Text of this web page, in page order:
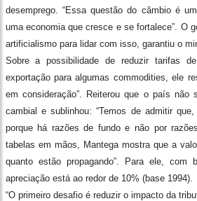
desemprego. “Essa questão do câmbio é
uma economia que cresce e se fortalece”. O
artificialismo para lidar com isso, garantiu o
Sobre a possibilidade de reduzir tarifas
exportação para algumas commodities, ele
em consideração”. Reiterou que o país não
cambial e sublinhou: “Temos de admitir
porque há razões de fundo e não por
tabelas em mãos, Mantega mostra que a
quanto estão propagando”. Para ele,
apreciação está ao redor de 10% (base 1994).
“O primeiro desafio é reduzir o impacto da